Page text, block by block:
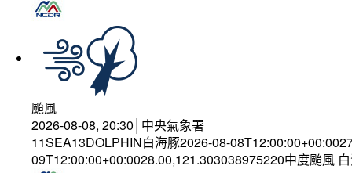
颱風
2026-08-08, 20:30│中央氣象署
11SEA13DOLPHIN白海豚2026-08-
09T12:00:00+00:0028.00,121.303038975220中度颱風